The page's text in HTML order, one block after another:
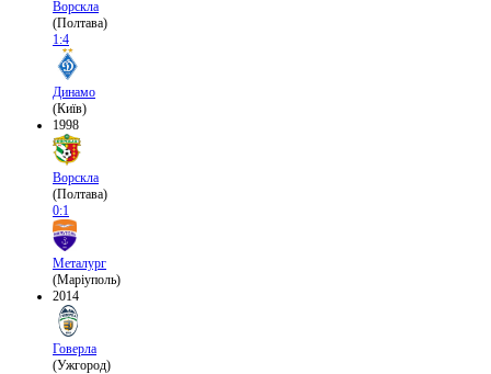
Ворскла
(Полтава)
1:4
Динамо
(Київ)
1998
Ворскла
(Полтава)
0:1
Металург
(Маріуполь)
2014
Говерла
(Ужгород)